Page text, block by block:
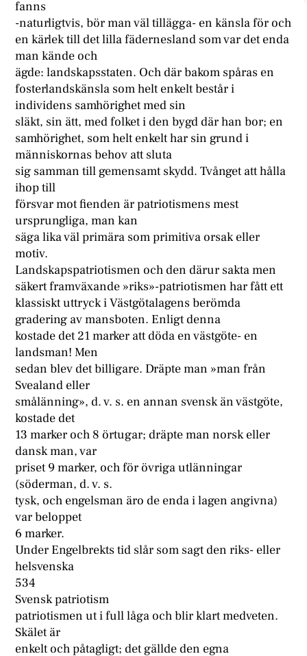
fanns
-naturligtvis, bör man väl tillägga- en känsla för och
en kärlek till det lilla fädernesland som var det enda
man kände och
ägde: landskapsstaten. Och där bakom spåras en
fosterlandskänsla som helt enkelt består i
individens samhörighet med sin
släkt, sin ätt, med folket i den bygd där han bor; en
samhörighet, som helt enkelt har sin grund i
människornas behov att sluta
sig samman till gemensamt skydd. Tvånget att hålla
ihop till
försvar mot fienden är patriotismens mest
ursprungliga, man kan
säga lika väl primära som primitiva orsak eller
motiv.
Landskapspatriotismen och den därur sakta men
säkert framväxande »riks»-patriotismen har fått ett
klassiskt uttryck i Västgötalagens berömda
gradering av mansboten. Enligt denna
kostade det 21 marker att döda en västgöte- en
landsman! Men
sedan blev det billigare. Dräpte man »man från
Svealand eller
smålänning», d. v. s. en annan svensk än västgöte,
kostade det
13 marker och 8 örtugar; dräpte man norsk eller
dansk man, var
priset 9 marker, och för övriga utlänningar
(söderman, d. v. s.
tysk, och engelsman äro de enda i lagen angivna)
var beloppet
6 marker.
Under Engelbrekts tid slår som sagt den riks- eller
helsvenska
534
Svensk patriotism
patriotismen ut i full låga och blir klart medveten.
Skälet är
enkelt och påtagligt; det gällde den egna